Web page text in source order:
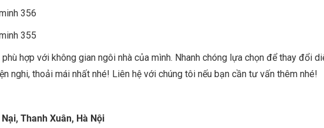
hợp với không gian ngôi nhà của mình. Nhanh chóng lựa chọn để thay đổi
nghi, thoải mái nhất nhé! Liên hệ với chúng tôi nếu bạn cần tư vấn thêm nhé!
Thanh Xuân, Hà Nội